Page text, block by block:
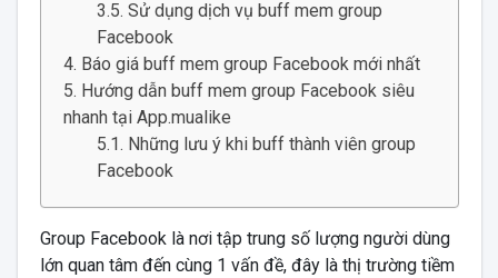
Sử dụng dịch vụ buff mem group
Facebook
Báo giá buff mem group Facebook mới nhất
Hướng dẫn buff mem group Facebook siêu
nhanh tại App.mualike
Những lưu ý khi buff thành viên group
Facebook
Group Facebook là nơi tập trung số lượng người dùng
lớn quan tâm đến cùng 1 vấn đề, đây là thị trường tiềm